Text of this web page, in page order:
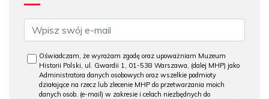
Oświadczam, że wyrażam zgodę oraz upoważniam Muzeum
Historii Polski, ul. Gwardii 1, 01-538 Warszawa, (dalej MHP) jako
Administratora danych osobowych oraz wszelkie podmioty
działające na rzecz lub zlecenie MHP do przetwarzania moich
danych osob. (e-mail) w zakresie i celach niezbędnych do